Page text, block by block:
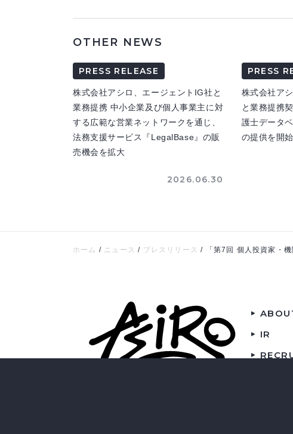
OTHER NEWS
PRESS RELEASE
株式会社アシロ、エージェントIG社と
業務提携 中小企業及び個人事業主に対
する広範な営業ネットワークを通じ、
法務支援サービス『LegalBase』の販
売機会を拡大
2026.06.30
PRESS
株式会社ア
と業務提携
護士データ
の提供を開始
ホーム / ニュース / プレスリリース / 「第7回 個人投資家・
IR